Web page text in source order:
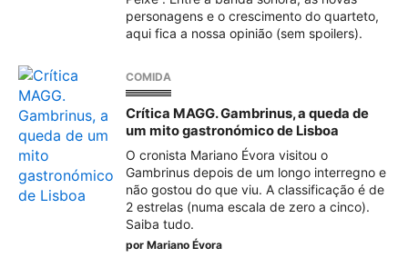
personagens e o crescimento do quarteto,
aqui fica a nossa opinião (sem spoilers).
COMIDA
Crítica MAGG. Gambrinus, a queda de
um mito gastronómico de Lisboa
O cronista Mariano Évora visitou o
Gambrinus depois de um longo interregno e
não gostou do que viu. A classificação é de
2 estrelas (numa escala de zero a cinco).
Saiba tudo.
por Mariano Évora